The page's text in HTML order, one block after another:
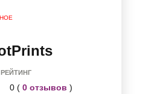
РЕЙТИНГ
0 ( 0 отзывов )